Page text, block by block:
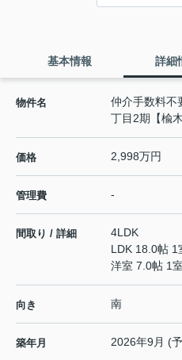
基本情報 詳細
物件名
仲介手数料
丁目2期【楡
価格 2,998万円
管理費 -
間取り / 詳細
4LDK
LDK 18.0帖 1
洋室 7.0帖 1室
向き 南
築年月 2026年9月 (